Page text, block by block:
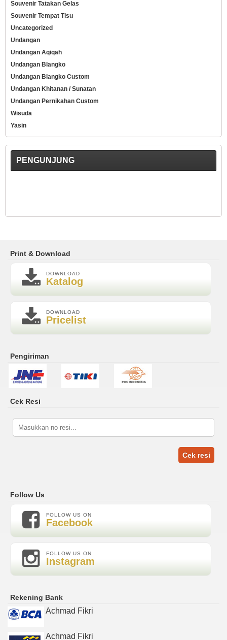
Souvenir Tatakan Gelas
Souvenir Tempat Tisu
Uncategorized
Undangan
Undangan Aqiqah
Undangan Blangko
Undangan Blangko Custom
Undangan Khitanan / Sunatan
Undangan Pernikahan Custom
Wisuda
Yasin
PENGUNJUNG
Print & Download
DOWNLOAD
Katalog
DOWNLOAD
Pricelist
Pengiriman
Cek Resi
Cek resi
Follow Us
FOLLOW US ON
Facebook
FOLLOW US ON
Instagram
Rekening Bank
Achmad Fikri
Achmad Fikri